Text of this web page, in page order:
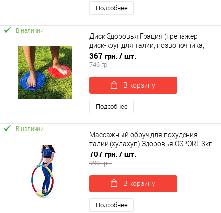
Подробнее
В наличии
Диск Здоровья Грация (тренажер
диск-круг для талии, позвоночника,
пресса) металлический OSPORT (FI-
0107)
367 грн. / шт.
746 грн.
В корзину
Подробнее
В наличии
Массажный обруч для похудения
талии (хулахуп) Здоровья OSPORT 3кг
(OF-0127)
707 грн. / шт.
999 грн.
В корзину
Подробнее